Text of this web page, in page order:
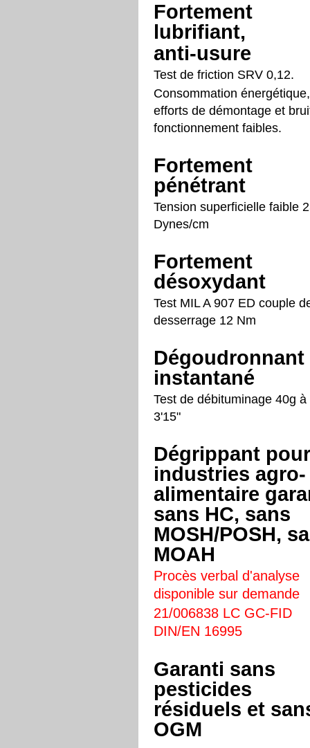
Fortement
lubrifiant,
anti-usure
Test de friction SRV 0,12.
Consommation énergétique,
efforts de démontage et
fonctionnement faibles.
Fortement
pénétrant
Tension superficielle faible
Dynes/cm
Fortement
désoxydant
Test MIL A 907 ED couple
desserrage 12 Nm
Dégoudronnant
instantané
Test de débituminage 40g à
3'15"
Dégrippant pour
industries agro-
alimentaire
sans HC, sans
MOSH/POSH,
MOAH
Procès verbal d'analyse
disponible sur demande
21/006838 LC GC-FID
DIN/EN 16995
Garanti sans
pesticides
résiduels et
OGM